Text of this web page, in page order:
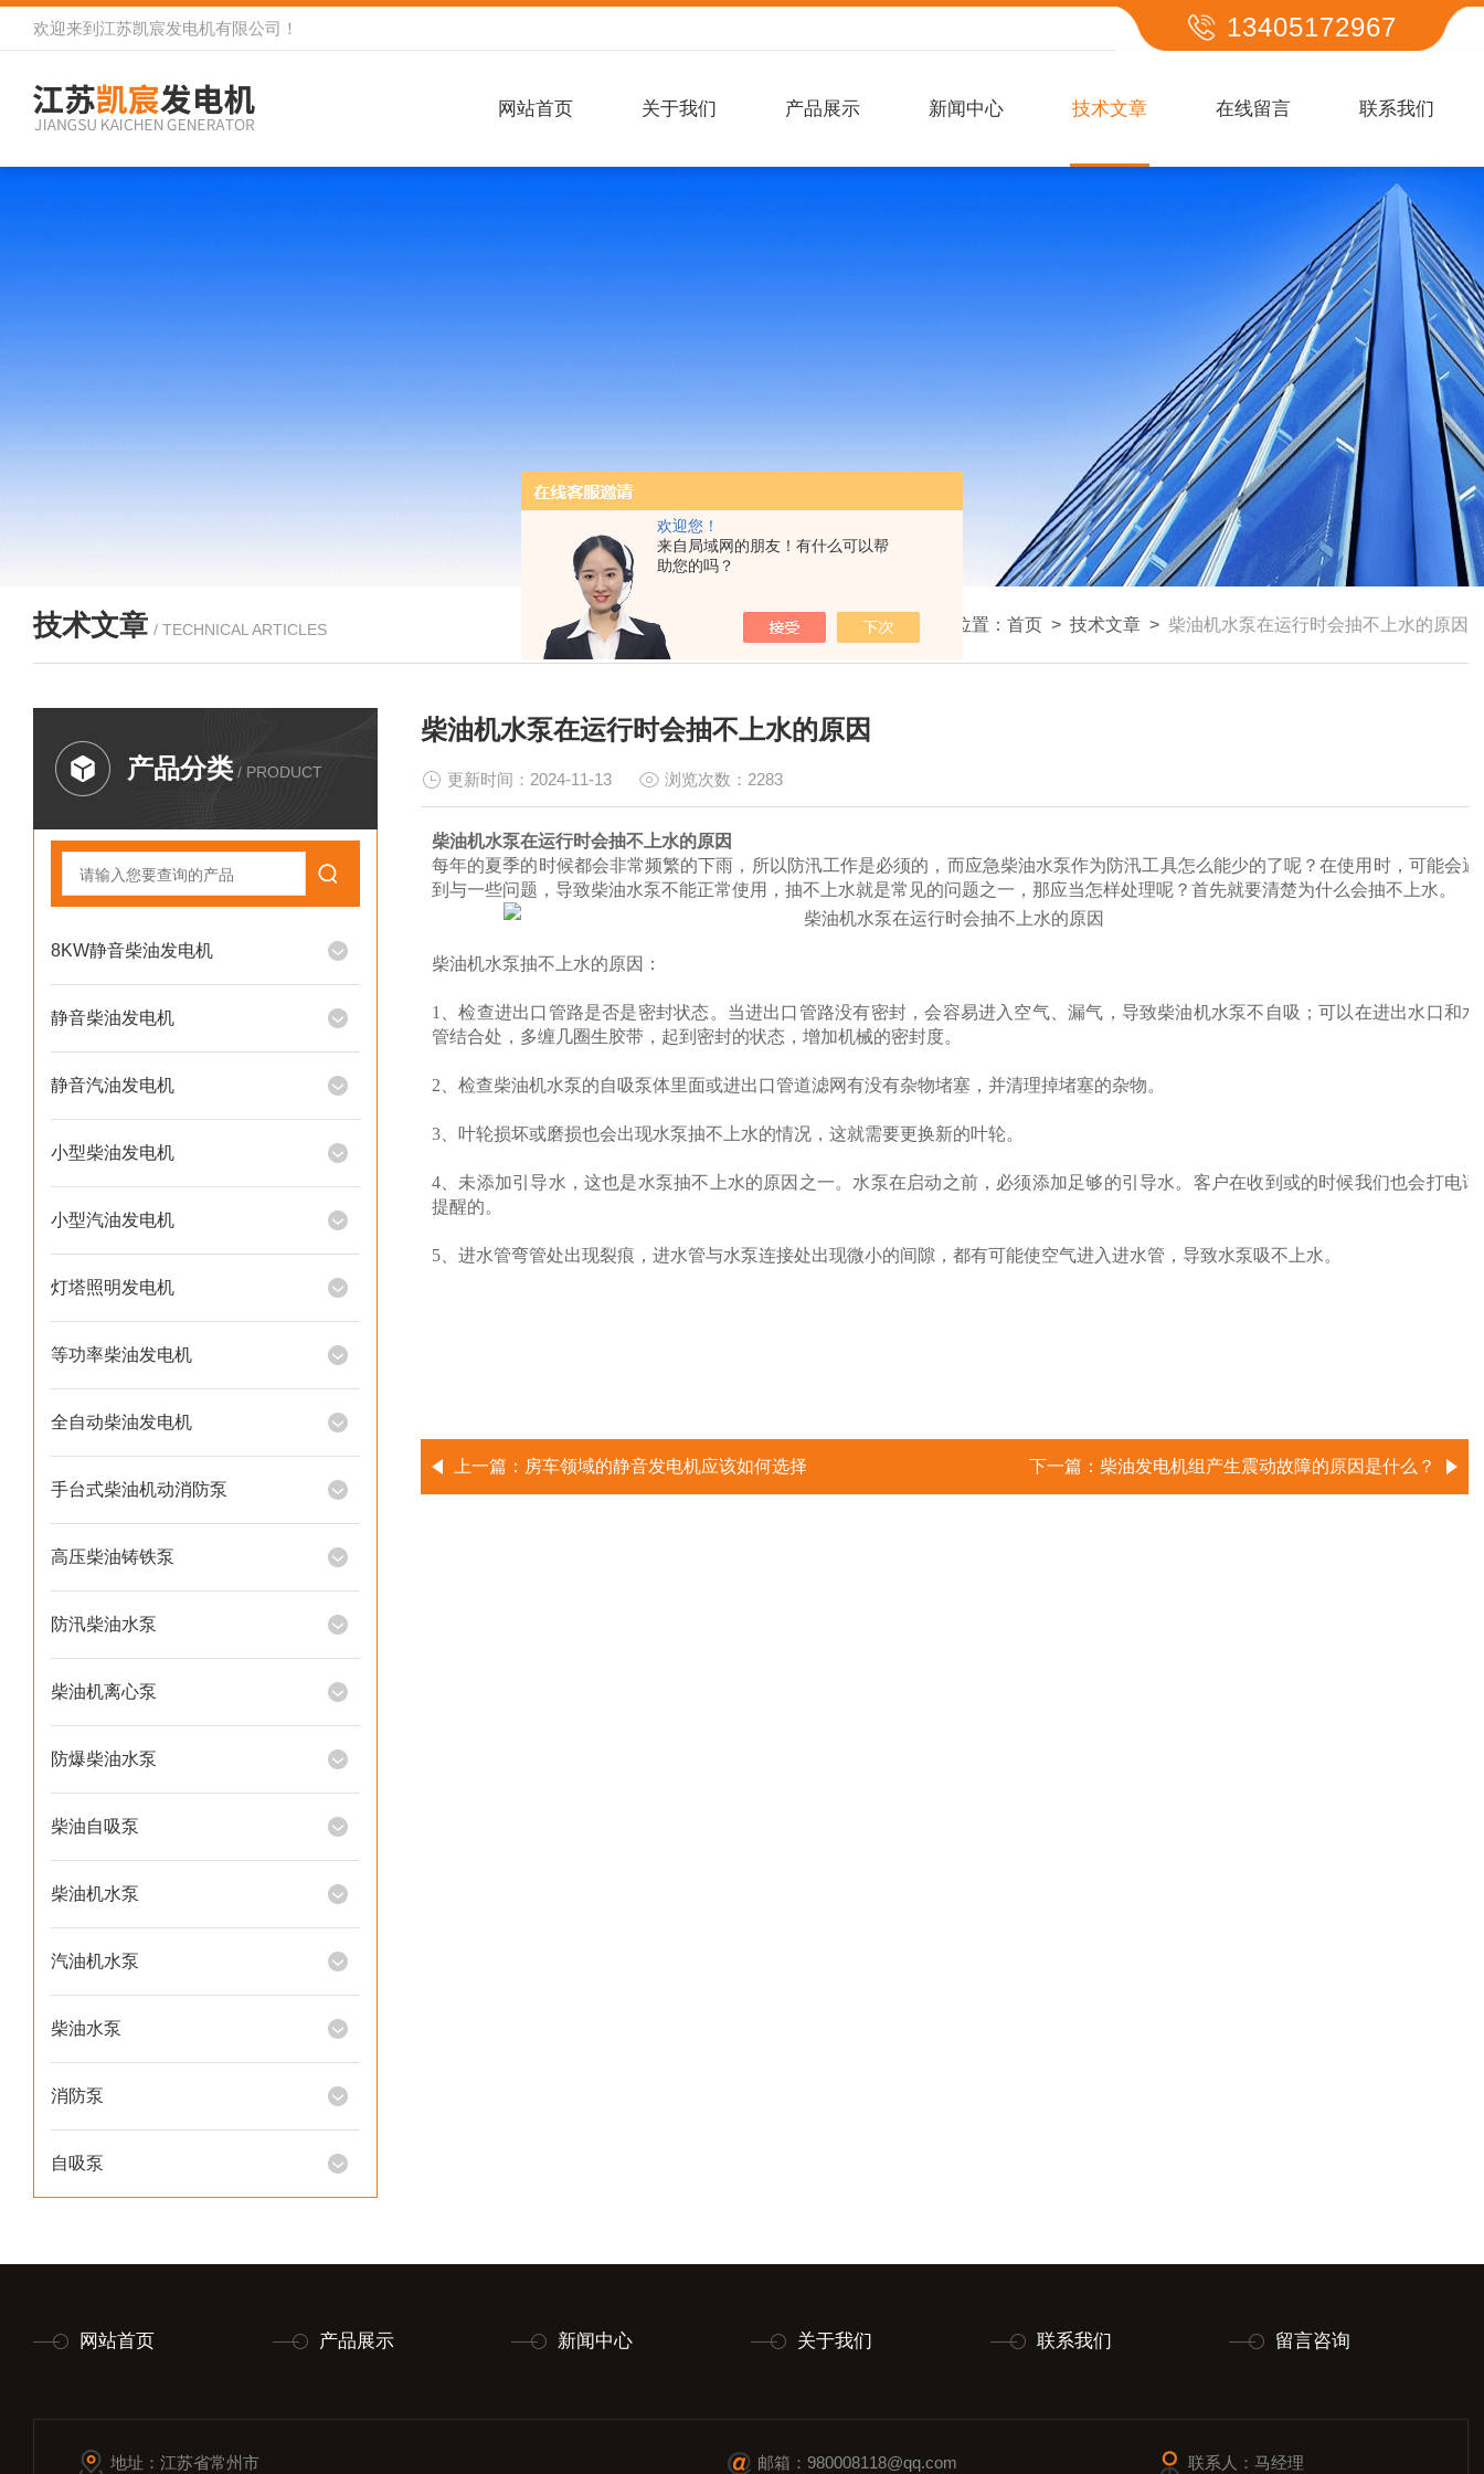
欢迎您！
来自局域网的朋友！有什么可以帮
助您的吗？
欢迎来到 江苏凯宸发电机有限公司 ！ 13405172967
网站首页 关于我们 产品展示 新闻中心 技术文章 在线留言 联系我们
技术文章 / TECHNICAL ARTICLES 我的位置： 首页 > 技术文章 > 柴油机水泵在运行时会抽不上水的原因
产品分类 / PRODUCT
8KW静音柴油发电机
静音柴油发电机
静音汽油发电机
小型柴油发电机
小型汽油发电机
灯塔照明发电机
等功率柴油发电机
全自动柴油发电机
手台式柴油机动消防泵
高压柴油铸铁泵
防汛柴油水泵
柴油机离心泵
防爆柴油水泵
柴油自吸泵
柴油机水泵
汽油机水泵
柴油水泵
消防泵
自吸泵
柴油机水泵在运行时会抽不上水的原因
更新时间：2024-11-13 浏览次数：2283
柴油机水泵在运行时会抽不上水的原因
每年的夏季的时候都会非常频繁的下雨，所以防汛工作是必须的，而应急柴油水泵作为防汛工具怎么能少的了呢？在使用时，可能会遇
到与一些问题，导致柴油水泵不能正常使用，抽不上水就是常见的问题之一，那应当怎样处理呢？首先就要清楚为什么会抽不上水。
柴油机水泵抽不上水的原因：
1、检查进出口管路是否是密封状态。当进出口管路没有密封，会容易进入空气、漏气，导致柴油机水泵不自吸；可以在进出水口和水
管结合处，多缠几圈生胶带，起到密封的状态，增加机械的密封度。
2、检查柴油机水泵的自吸泵体里面或进出口管道滤网有没有杂物堵塞，并清理掉堵塞的杂物。
3、叶轮损坏或磨损也会出现水泵抽不上水的情况，这就需要更换新的叶轮。
4、未添加引导水，这也是水泵抽不上水的原因之一。水泵在启动之前，必须添加足够的引导水。客户在收到或的时候我们也会打电话
提醒的。
5、进水管弯管处出现裂痕，进水管与水泵连接处出现微小的间隙，都有可能使空气进入进水管，导致水泵吸不上水。
上一篇： 房车领域的静音发电机应该如何选择 下一篇： 柴油发电机组产生震动故障的原因是什么？
网站首页 产品展示 新闻中心 关于我们 联系我们 留言咨询
地址：江苏省常州市 邮箱：980008118@qq.com 联系人：马经理